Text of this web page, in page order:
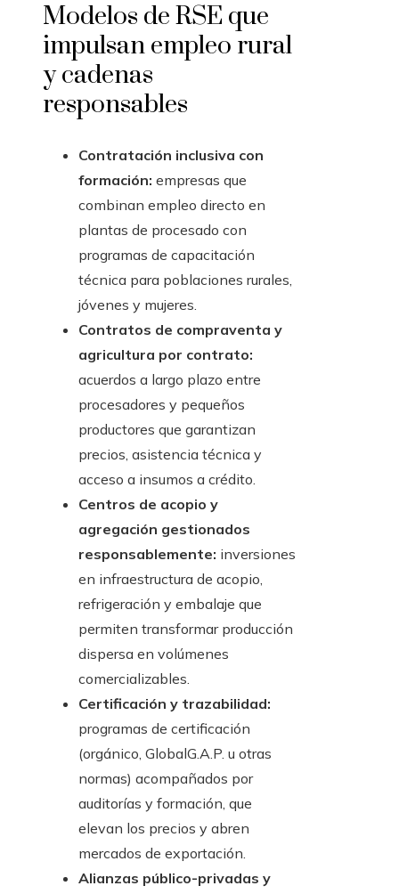
Modelos de RSE que
impulsan empleo rural
y cadenas
responsables
Contratación inclusiva con
formación: empresas que
combinan empleo directo en
plantas de procesado con
programas de capacitación
técnica para poblaciones rurales,
jóvenes y mujeres.
Contratos de compraventa y
agricultura por contrato:
acuerdos a largo plazo entre
procesadores y pequeños
productores que garantizan
precios, asistencia técnica y
acceso a insumos a crédito.
Centros de acopio y
agregación gestionados
responsablemente: inversiones
en infraestructura de acopio,
refrigeración y embalaje que
permiten transformar producción
dispersa en volúmenes
comercializables.
Certificación y trazabilidad:
programas de certificación
(orgánico, GlobalG.A.P. u otras
normas) acompañados por
auditorías y formación, que
elevan los precios y abren
mercados de exportación.
Alianzas público-privadas y